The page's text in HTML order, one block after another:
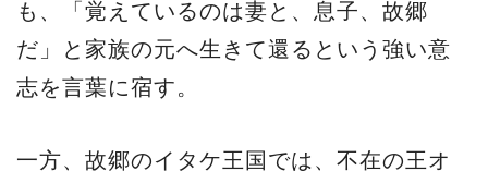
も、「覚えているのは妻と、息子、故郷
だ」と家族の元へ生きて還るという強い意
志を言葉に宿す。
一方、故郷のイタケ王国では、不在の王オ